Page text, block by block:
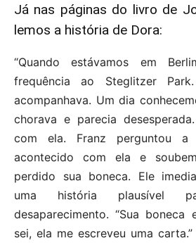
Já nas páginas do livro de
lemos a história de Dora:
“Quando estávamos em
frequência ao Steglitzer
acompanhava. Um dia
chorava e parecia
com ela. Franz perguntou
acontecido com ela e
perdido sua boneca. Ele
uma história plausível
desaparecimento. “Sua boneca
sei, ela me escreveu uma